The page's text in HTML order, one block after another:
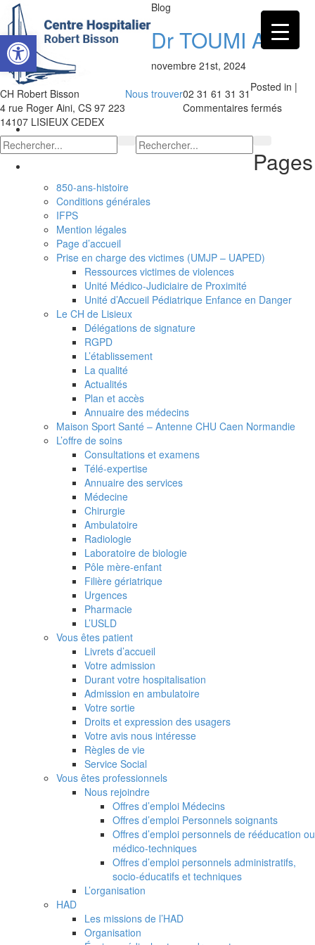
Ouvrir la barre d’outils
CH Robert Bisson
4 rue Roger Aini, CS 97 223
14107 LISIEUX CEDEX
Nous trouver02 31 61 31 31
Blog
Dr TOUMI Ali
novembre 21st, 2024
Posted in |
Commentaires ferméssur
Pages
850-ans-histoire
Conditions générales
IFPS
Mention légales
Page d’accueil
Prise en charge des victimes (UMJP – UAPED)
Ressources victimes de violences
Unité Médico-Judiciaire de Proximité
Unité d’Accueil Pédiatrique Enfance en Danger
Le CH de Lisieux
Délégations de signature
RGPD
L’établissement
La qualité
Actualités
Plan et accès
Annuaire des médecins
Maison Sport Santé – Antenne CHU Caen Normandie
L’offre de soins
Consultations et examens
Télé-expertise
Annuaire des services
Médecine
Chirurgie
Ambulatoire
Radiologie
Laboratoire de biologie
Pôle mère-enfant
Filière gériatrique
Urgences
Pharmacie
L’USLD
Vous êtes patient
Livrets d’accueil
Votre admission
Durant votre hospitalisation
Admission en ambulatoire
Votre sortie
Droits et expression des usagers
Votre avis nous intéresse
Règles de vie
Service Social
Vous êtes professionnels
Nous rejoindre
Offres d’emploi Médecins
Offres d’emploi Personnels soignants
Offres d’emploi personnels de rééducation ou
médico-techniques
Offres d’emploi personnels administratifs,
socio-éducatifs et techniques
L’organisation
HAD
Les missions de l’HAD
Organisation